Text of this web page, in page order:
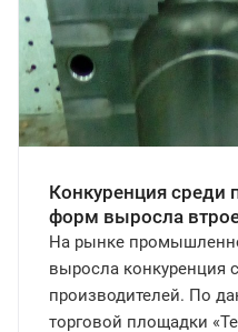
Конкуренция среди
форм выросла
На рынке
выросла конкуренция
производителей. По
торговой площадки